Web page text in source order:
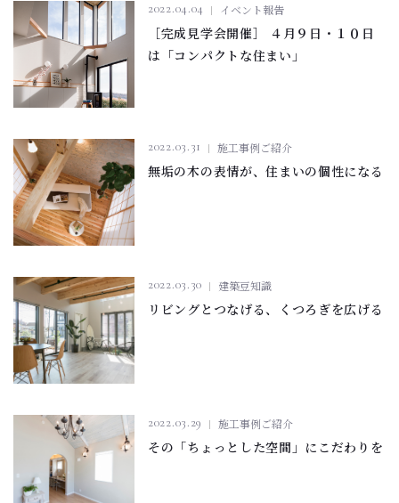
2022.04.04 イベント報告
［完成見学会開催］ ４月９日・１０日
は「コンパクトな住まい」
2022.03.31 施工事例ご紹介
無垢の木の表情が、住まいの個性になる
2022.03.30 建築豆知識
リビングとつなげる、くつろぎを広げる
2022.03.29 施工事例ご紹介
その「ちょっとした空間」にこだわりを